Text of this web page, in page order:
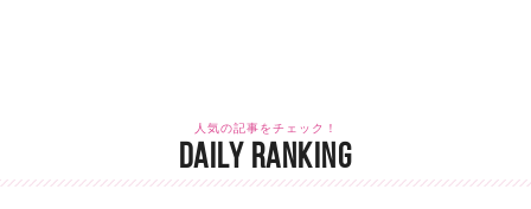
人気の記事をチェック！
DAILY RANKING